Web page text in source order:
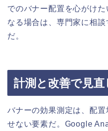
でのバナー配置を心がけ
なる場合は、専門家に相
だ。
計測と改善で見
バナーの効果測定は、配
せない要素だ。Google